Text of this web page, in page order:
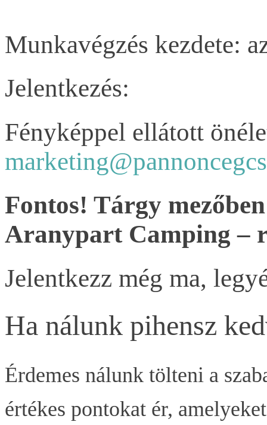
Munkavégzés kezdete:
Jelentkezés:
Fényképpel ellátott
Fontos! Tárgy
Aranypart Camping –
Jelentkezz még ma,
Ha nálunk pihensz
Érdemes nálunk tölteni a
értékes pontokat ér,